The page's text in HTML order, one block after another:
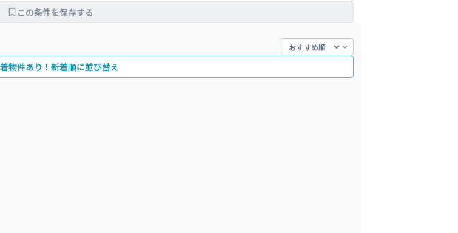
この条件を保存する
物件あり！新着順に並び替え